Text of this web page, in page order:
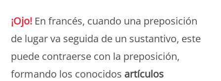
¡Ojo! En francés, cuando una preposición
de lugar va seguida de un sustantivo, este
puede contraerse con la preposición,
formando los conocidos artículos